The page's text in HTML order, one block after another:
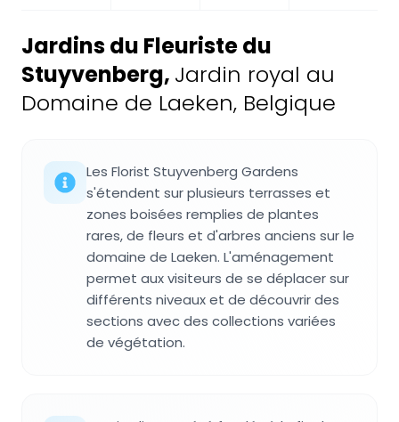
Jardins du Fleuriste du
Stuyvenberg, Jardin royal au
Domaine de Laeken, Belgique
Les Florist Stuyvenberg Gardens
s'étendent sur plusieurs terrasses et
zones boisées remplies de plantes
rares, de fleurs et d'arbres anciens sur le
domaine de Laeken. L'aménagement
permet aux visiteurs de se déplacer sur
différents niveaux et de découvrir des
sections avec des collections variées
de végétation.